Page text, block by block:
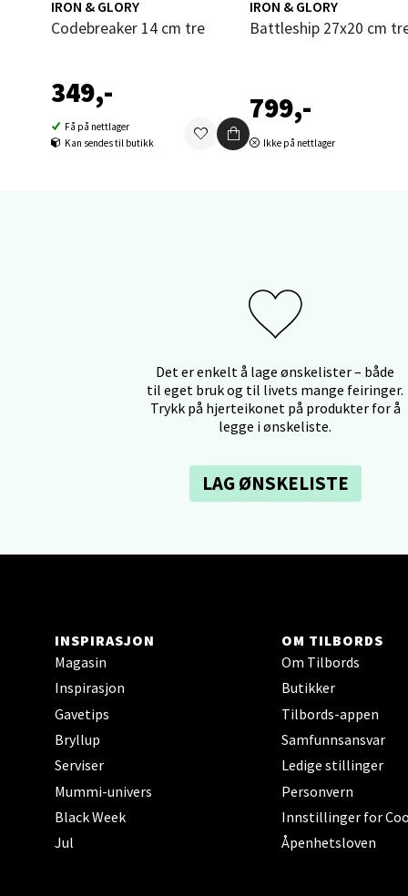
IRON & GLORY
Codebreaker 14 cm tre
349,-
Få på nettlager
Kan sendes til butikk
IRON & GLORY
Battleship 27x20 cm
799,-
Ikke på nettlager
Det er enkelt å lage ønskelister – både
til eget bruk og til livets mange feiringer.
Trykk på hjerteikonet på produkter for å
legge i ønskeliste.
LAG ØNSKELISTE
INSPIRASJON
Magasin
Inspirasjon
Gavetips
Bryllup
Serviser
Mummi-univers
Black Week
Jul
OM TILBORDS
Om Tilbords
Butikker
Tilbords-appen
Samfunnsansvar
Ledige stillinger
Personvern
Innstillinger for
Åpenhetsloven
Åpent i
0 i
Åpent
Åpent i
0 i
Ski -